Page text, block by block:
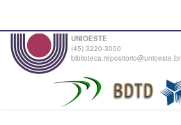
UNIOESTE
(45) 3220-3000
biblioteca.repositorio@unioeste.br